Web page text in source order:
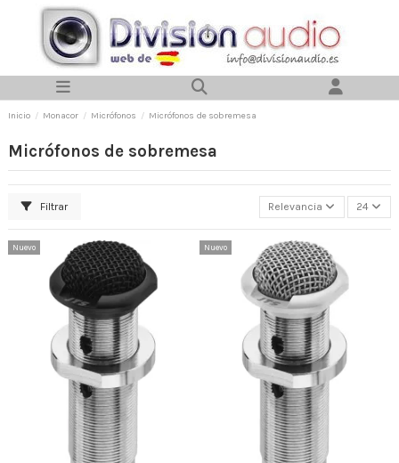
Inicio Monacor Micrófonos Micrófonos de sobremesa
Micrófonos de sobremesa
Filtrar Relevancia 24
Nuevo Nuevo